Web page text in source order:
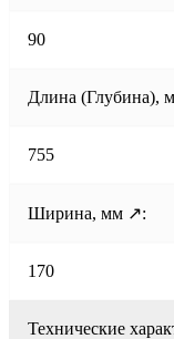
90
Длина (Глубина),
755
Ширина, мм ↗:
170
Технические